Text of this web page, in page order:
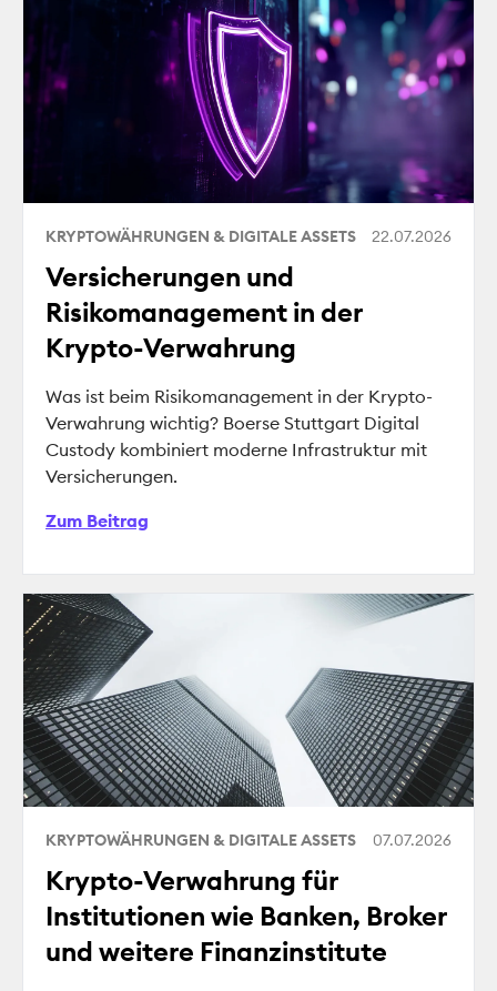
KRYPTOWÄHRUNGEN & DIGITALE ASSETS 22.07.2026
Versicherungen und
Risikomanagement in der
Krypto-Verwahrung
Was ist beim Risikomanagement in der Krypto-
Verwahrung wichtig? Boerse Stuttgart Digital
Custody kombiniert moderne Infrastruktur mit
Versicherungen.
Zum Beitrag
KRYPTOWÄHRUNGEN & DIGITALE ASSETS 07.07.2026
Krypto-Verwahrung für
Institutionen wie Banken, Broker
und weitere Finanzinstitute